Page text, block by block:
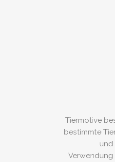
Tiermotive
bestimmte
und
Verwendung